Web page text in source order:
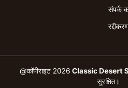
संपर्क
@कॉपीराइट 2026 Classic Desert
सुरक्षित।